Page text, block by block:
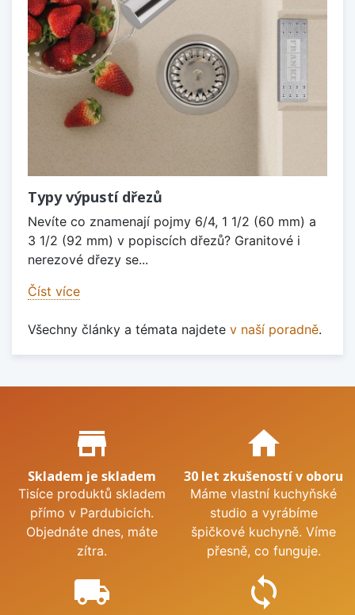
Typy výpustí dřezů
Nevíte co znamenají pojmy 6/4, 1 1/2 (60 mm) a
3 1/2 (92 mm) v popiscích dřezů? Granitové i
nerezové dřezy se...
Číst více
Všechny články a témata najdete v naší poradně.
Proč nakupovat u nás?
store_mall_directory
Skladem je skladem
Tisíce produktů skladem
přímo v Pardubicích.
Objednáte dnes, máte
zítra.
home
30 let zkušeností v oboru
Máme vlastní kuchyňské
studio a vyrábíme
špičkové kuchyně. Víme
přesně, co funguje.
local_shipping sync